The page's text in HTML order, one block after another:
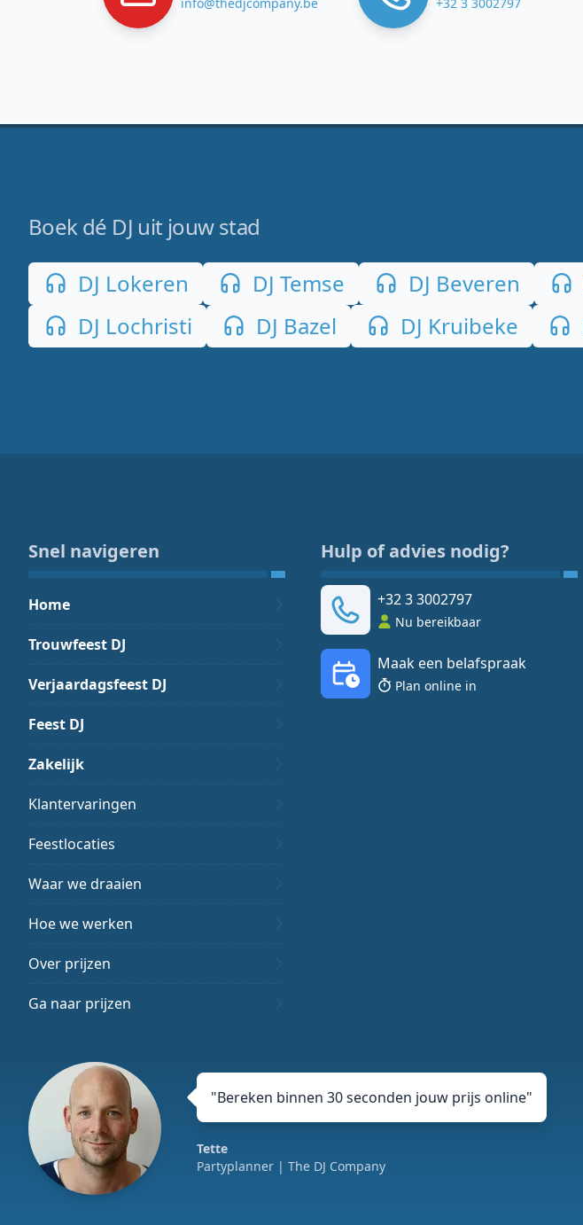
Boek dé DJ uit jouw stad
DJ Lokeren
DJ Temse DJ Beveren
DJ Lochristi
DJ Bazel DJ Kruibeke
Snel navigeren
Home
Trouwfeest DJ
Verjaardagsfeest DJ
Feest DJ
Zakelijk
Klantervaringen
Feestlocaties
Waar we draaien
Hoe we werken
Over prijzen
Ga naar prijzen
Hulp of advies nodig?
+32 3 3002797
Nu bereikbaar
Maak een belafspraak
Plan online in
"Bereken binnen 30 seconden jouw prijs online"
Tette
Partyplanner | The DJ Company